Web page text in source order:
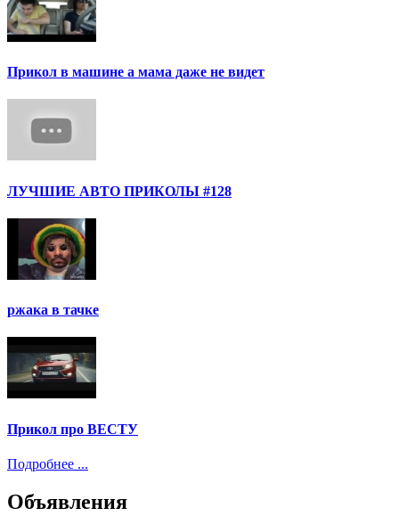
Прикол в машине а мама даже не видет
ЛУЧШИЕ АВТО ПРИКОЛЫ #128
ржака в тачке
Прикол про ВЕСТУ
Подробнее ...
Объявления